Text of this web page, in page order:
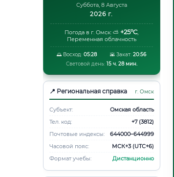
Суббота, 8 Августа
2026 г.
Погода в г. Омск: ⛅ +25°C,
Переменная облачность
🌅 Восход: 05:28 🌇 Закат: 20:56
Световой день: 15 ч. 28 мин.
📍 Региональная справка г. Омск
Субъект:
Омская область
Тел. код:
+7 (3812)
Почтовые индексы:
644000–644999
Часовой пояс:
МСК+3 (UTC+6)
Формат учебы:
Дистанционно